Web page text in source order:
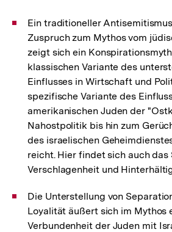
Ein traditioneller
Zuspruch zum Mythos vom
zeigt sich ein
klassischen Variante des
Einflusses in Wirtschaft und
spezifische Variante des
amerikanischen Juden der
Nahostpolitik bis hin zum
des israelischen
reicht. Hier findet sich auch
Verschlagenheit und
Die Unterstellung von
Loyalität äußert sich im Mythos
Verbundenheit der Juden mit